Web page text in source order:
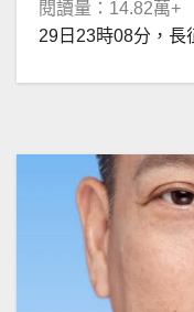
閱讀量：14.82萬+
29日23時08分，長